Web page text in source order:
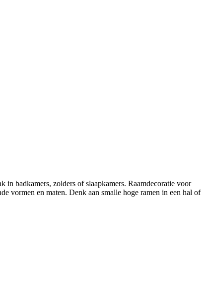
badkamers, zolders of slaapkamers. Raamdecoratie voor
vormen en maten. Denk aan smalle hoge ramen in een hal of